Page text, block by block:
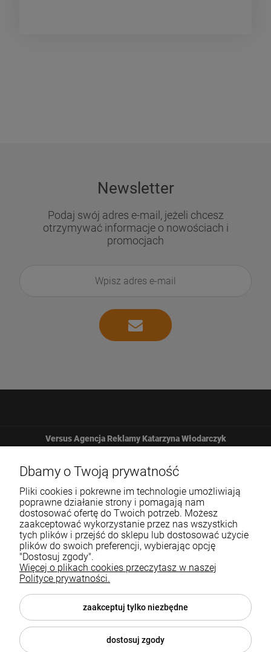
Newsletter
Podaj swój adres e-mail, jeżeli chcesz
otrzymywać informacje o nowościach i
promocjach
Versus Agencja Reklamy Katarzyna Włodarczyk
Żbicka 161
32-065 Krzeszowice
12 307 25 82
Pomoc
Blog
O nas
Dbamy o Twoją prywatność
Pliki cookies i pokrewne im technologie umożliwiają
poprawne działanie strony i pomagają nam
dostosować ofertę do Twoich potrzeb. Możesz
zaakceptować wykorzystanie przez nas wszystkich
tych plików i przejść do sklepu lub dostosować użycie
plików do swoich preferencji, wybierając opcję
"Dostosuj zgody".
Więcej o plikach cookies przeczytasz w naszej
Polityce prywatności.
zaakceptuj tylko niezbędne
dostosuj zgody